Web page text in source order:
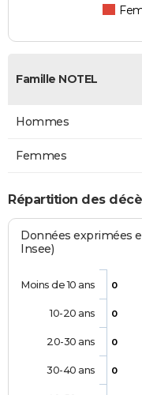
Famille NOTEL
Hommes
Femmes
Répartition des
Données exprimées
Insee)
0
0
0
0
Moins de 10 ans
10-20 ans
20-30 ans
30-40 ans